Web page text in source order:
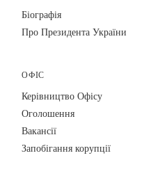
Біографія
Про Президента України
ОФІС
Керівництво Офісу
Оголошення
Вакансії
Запобігання корупції